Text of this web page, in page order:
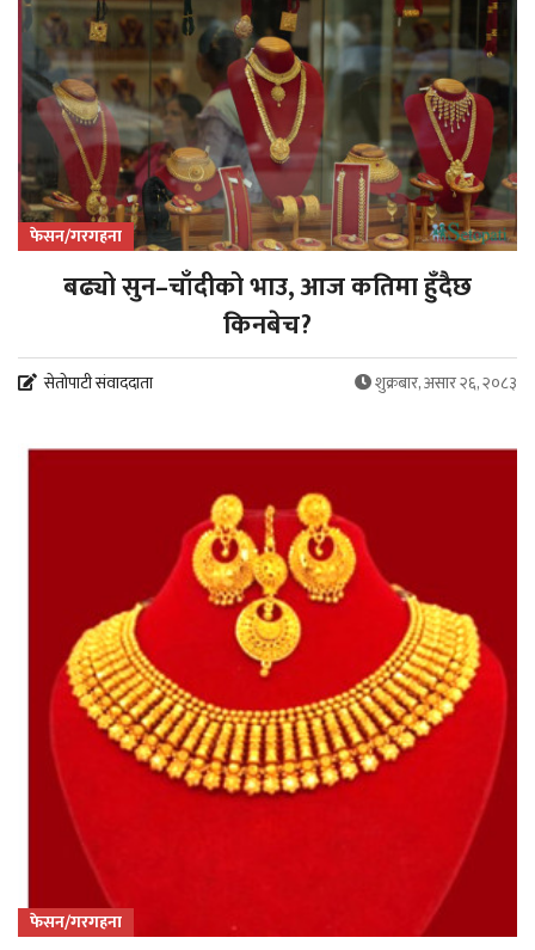
फेसन/गरगहना
बढ्यो सुन–चाँदीको भाउ, आज कतिमा हुँदैछ
किनबेच?
सेतोपाटी संवाददाता शुक्रबार, असार २६, २०८३
फेसन/गरगहना